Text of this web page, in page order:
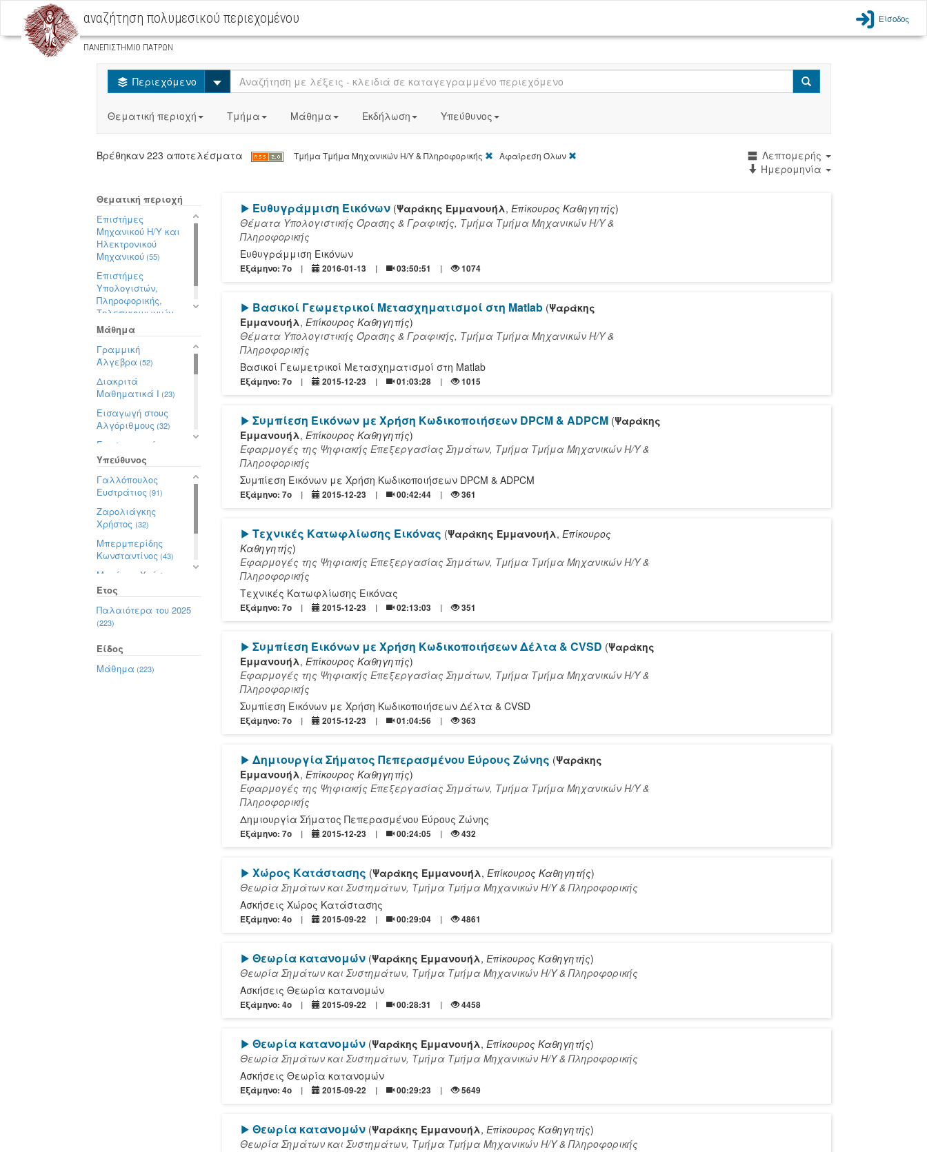
αναζήτηση πολυμεσικού περιεχομένου
ΠΑΝΕΠΙΣΤΗΜΙΟ ΠΑΤΡΩΝ
Είσοδος
Περιεχόμενο Select Search
Θεματική περιοχή Τμήμα Μάθημα Εκδήλωση Υπεύθυνος
Βρέθηκαν 223 αποτελέσματα ΤμήμαΤμήμα Mηχανικών Η/Υ & Πληροφορικής [X]Αφαίρεση Όλων [X]
Λεπτομερής
Ημερομηνία
[Play]
Ευθυγράμμιση Εικόνων (Ψαράκης Εμμανουήλ, Επίκουρος Καθηγητής)
Θέματα Υπολογιστικής Όρασης & Γραφικής, Τμήμα Τμήμα Mηχανικών Η/Υ &
Πληροφορικής
Ευθυγράμμιση Εικόνων
Εξάμηνο: 7o 2016-01-13 03:50:51 1074
[Play]
Βασικοί Γεωμετρικοί Μετασχηματισμοί στη Matlab (Ψαράκης
Εμμανουήλ, Επίκουρος Καθηγητής)
Θέματα Υπολογιστικής Όρασης & Γραφικής, Τμήμα Τμήμα Mηχανικών Η/Υ &
Πληροφορικής
Βασικοί Γεωμετρικοί Μετασχηματισμοί στη Matlab
Εξάμηνο: 7o 2015-12-23 01:03:28 1015
[Play]
Συμπίεση Εικόνων με Χρήση Κωδικοποιήσεων DPCM & ADPCM (Ψαράκης
Εμμανουήλ, Επίκουρος Καθηγητής)
Εφαρμογές της Ψηφιακής Επεξεργασίας Σημάτων, Τμήμα Τμήμα Mηχανικών Η/Υ &
Πληροφορικής
Συμπίεση Εικόνων με Χρήση Κωδικοποιήσεων DPCM & ADPCM
Εξάμηνο: 7o 2015-12-23 00:42:44 361
[Play]
Τεχνικές Κατωφλίωσης Εικόνας (Ψαράκης Εμμανουήλ, Επίκουρος
Καθηγητής)
Εφαρμογές της Ψηφιακής Επεξεργασίας Σημάτων, Τμήμα Τμήμα Mηχανικών Η/Υ &
Πληροφορικής
Τεχνικές Κατωφλίωσης Εικόνας
Εξάμηνο: 7o 2015-12-23 02:13:03 351
[Play]
Συμπίεση Εικόνων με Χρήση Κωδικοποιήσεων Δέλτα & CVSD (Ψαράκης
Εμμανουήλ, Επίκουρος Καθηγητής)
Εφαρμογές της Ψηφιακής Επεξεργασίας Σημάτων, Τμήμα Τμήμα Mηχανικών Η/Υ &
Πληροφορικής
Συμπίεση Εικόνων με Χρήση Κωδικοποιήσεων Δέλτα & CVSD
Εξάμηνο: 7o 2015-12-23 01:04:56 363
[Play]
Δημιουργία Σήματος Πεπερασμένου Εύρους Ζώνης (Ψαράκης
Εμμανουήλ, Επίκουρος Καθηγητής)
Εφαρμογές της Ψηφιακής Επεξεργασίας Σημάτων, Τμήμα Τμήμα Mηχανικών Η/Υ &
Πληροφορικής
Δημιουργία Σήματος Πεπερασμένου Εύρους Ζώνης
Εξάμηνο: 7o 2015-12-23 00:24:05 432
[Play]
Χώρος Κατάστασης (Ψαράκης Εμμανουήλ, Επίκουρος Καθηγητής)
Θεωρία Σημάτων και Συστημάτων, Τμήμα Τμήμα Mηχανικών Η/Υ & Πληροφορικής
Ασκήσεις Χώρος Κατάστασης
Εξάμηνο: 4o 2015-09-22 00:29:04 4861
[Play]
Θεωρία κατανομών (Ψαράκης Εμμανουήλ, Επίκουρος Καθηγητής)
Θεωρία Σημάτων και Συστημάτων, Τμήμα Τμήμα Mηχανικών Η/Υ & Πληροφορικής
Ασκήσεις Θεωρία κατανομών
Εξάμηνο: 4o 2015-09-22 00:28:31 4458
[Play]
Θεωρία κατανομών (Ψαράκης Εμμανουήλ, Επίκουρος Καθηγητής)
Θεωρία Σημάτων και Συστημάτων, Τμήμα Τμήμα Mηχανικών Η/Υ & Πληροφορικής
Ασκήσεις Θεωρία κατανομών
Εξάμηνο: 4o 2015-09-22 00:29:23 5649
[Play]
Θεωρία κατανομών (Ψαράκης Εμμανουήλ, Επίκουρος Καθηγητής)
Θεωρία Σημάτων και Συστημάτων, Τμήμα Τμήμα Mηχανικών Η/Υ & Πληροφορικής
Θεματική περιοχή
Επιστήμες
Μηχανικού Η/Υ και
Ηλεκτρονικού
Μηχανικού(55)
Επιστήμες
Υπολογιστών,
Πληροφορικής,
Τηλεπικοινωνιών
(200)
Μάθημα
Γραμμική
Άλγεβρα (52)
Διακριτά
Μαθηματικά Ι (23)
Εισαγωγή στους
Αλγόριθμους (32)
Επιστημονικός
Υπολογισμός Ι
Εφαρμογές της
Ψηφιακής
Επεξεργασίας
Σημάτων(4)
Θέματα
Υπολογιστικής
Όρασης &
Γραφικής
(9)
Θεωρία Σημάτων
(12)
Επεξεργασία
Ψηφιακές
Τηλεπικοινωνίες
Υπεύθυνος
Γαλλόπουλος
Ευστράτιος (91)
Ζαρολιάγκης
Χρήστος (32)
Μπερμπερίδης
Κωνσταντίνος (43)
Μπούρας Χρήστος
(23)
Ψαράκης
Εμμανουήλ
Έτος
Παλαιότερα του 2025
(223)
Είδος
Μάθημα (223)